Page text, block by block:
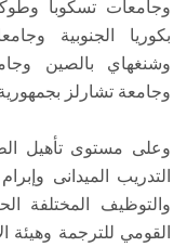
وجامعات تسكوبا
بكوريا الجنوبية
وشنغهاي بالصين
وجامعة تشارلز
وعلى مستوى تأهيل
التدريب الميدانى
والتوظيف المختلفة
القومي للترجمة وهيئة